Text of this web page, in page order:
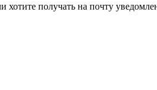
хотите получать на почту